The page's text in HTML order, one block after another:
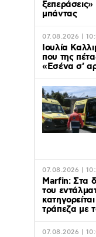
ξεπεράσεις»
μπάντας
07.08.2026 |
Ιουλία
που της
«Εσένα σ’
07.08.2026 |
Marfin: Στα
του
τράπεζα με
07.08.2026 |